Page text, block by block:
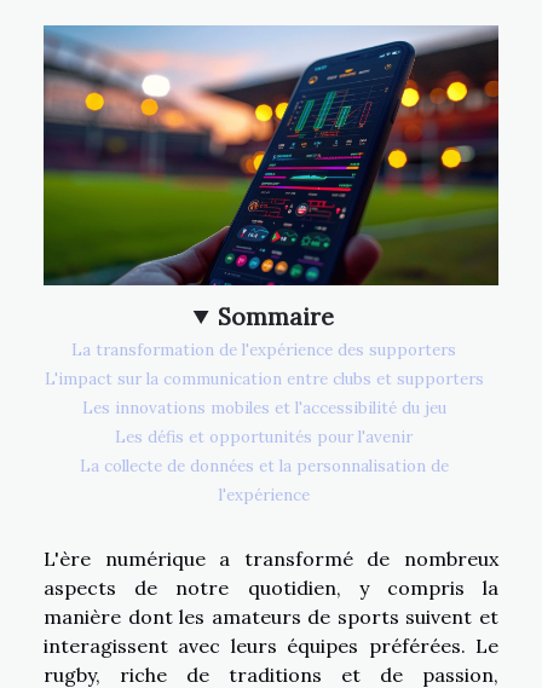
Sommaire
La transformation de l'expérience des supporters
L'impact sur la communication entre clubs et supporters
Les innovations mobiles et l'accessibilité du jeu
Les défis et opportunités pour l'avenir
La collecte de données et la personnalisation de
l'expérience
L'ère numérique a transformé de nombreux
aspects de notre quotidien, y compris la
manière dont les amateurs de sports suivent et
interagissent avec leurs équipes préférées. Le
rugby, riche de traditions et de passion,